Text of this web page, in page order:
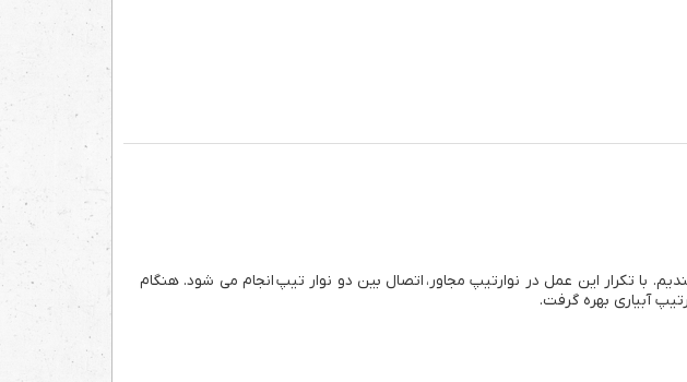
با تکرار این عمل در نوارتیپ مجاور، اتصال بین دو نوار تیپ انجام می شود. هنگام
آبیاری بهره گرفت.